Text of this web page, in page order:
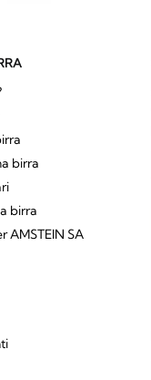
birra
birra
AMSTEIN SA